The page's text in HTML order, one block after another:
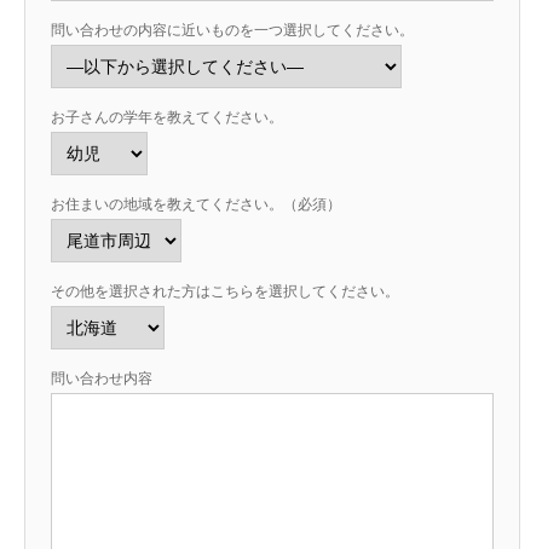
問い合わせの内容に近いものを一つ選択してください。
お子さんの学年を教えてください。
お住まいの地域を教えてください。（必須）
その他を選択された方はこちらを選択してください。
問い合わせ内容